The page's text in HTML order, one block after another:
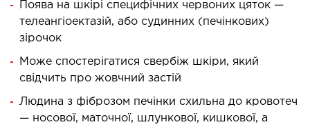
стаціонар
інтенсивної терапії
стаціонар
транспортування у Києві та області
хворих)
допомога в Києві
Поява на шкірі специфічних червоних цяток —
телеангіоектазій, або судинних (печінкових)
зірочок
Може спостерігатися свербіж шкіри, який
свідчить про жовчний застій
Людина з фіброзом печінки схильна до кровотеч
— носової, маточної, шлункової, кишкової, а